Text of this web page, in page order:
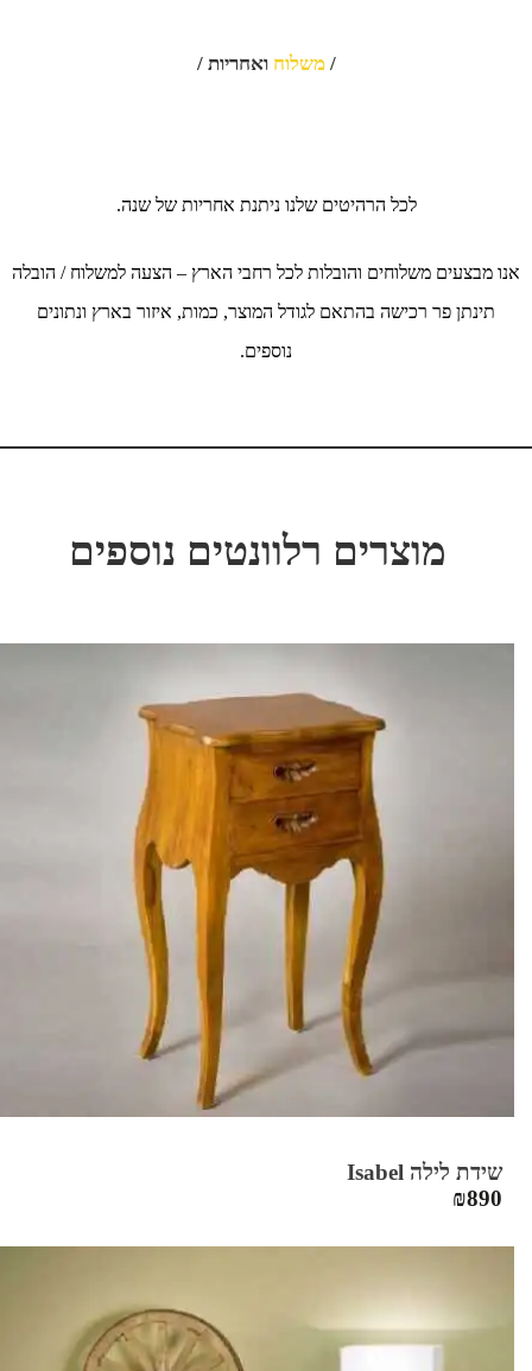
/משלוח ואחריות /
לכל הרהיטים שלנו ניתנת אחריות של שנה.
אנו מבצעים משלוחים והובלות לכל רחבי הארץ – הצעה למשלוח / הובלה
תינתן פר רכישה בהתאם לגודל המוצר, כמות, איזור בארץ ונתונים
נוספים.
מוצרים רלוונטים נוספים
שידת לילה Isabel
₪890